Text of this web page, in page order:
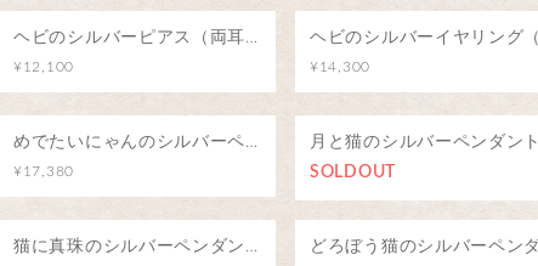
ヘビのシルバーピアス（両耳）
¥12,100 ¥14,300
めでたいにゃんのシルバーペンダント
¥17,380
SOLDOUT
猫に真珠のシルバーペンダント